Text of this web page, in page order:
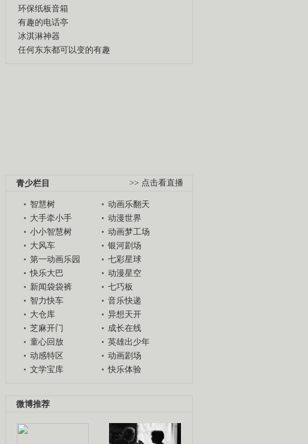
环保纸板音箱
有趣的电话亭
冰淇淋神器
任何东东都可以变的有趣
>> 点击看直播
青少栏目
智慧树
动画乐翻天
大手牵小手
动漫世界
小小智慧树
动画梦工场
大风车
银河剧场
第一动画乐园
七彩星球
快乐大巴
动漫星空
新闻袋袋裤
七巧板
智力快车
音乐快递
大仓库
异想天开
芝麻开门
成长在线
童心回放
英雄出少年
动感特区
动画剧场
文学宝库
快乐体验
微博推荐